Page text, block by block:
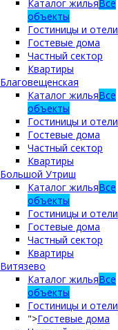
Каталог жилья Все
объекты
Гостиницы и отели
Гостевые дома
Частный сектор
Квартиры
Благовещенская
Каталог жильяВсе
объекты
Гостиницы и отели
Гостевые дома
Частный сектор
Квартиры
Большой Утриш
Каталог жильяВсе
объекты
Гостиницы и отели
Гостевые дома
Частный сектор
Квартиры
Витязево
Каталог жильяВсе
объекты
Гостиницы и отели
">Гостевые дома